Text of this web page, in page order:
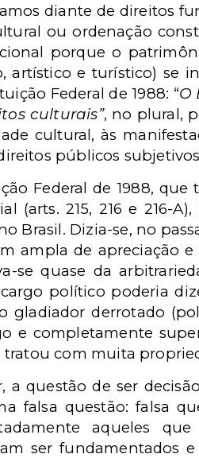
diante de direitos
ouordenação
porque o
artístico e turístico) se
Federal de 1988: “O
culturais”, no plural,
cultural, às
públicos
Federal de 1988,
(arts. 215, 216 e 216-
Brasil. Dizia-se, no
ampla de apreciação
se quase da
político poderia
gladiador derrotado
e completamente
tratou com muita
a questão de ser
falsa questão: falsa
aqueles
ser fundamentados